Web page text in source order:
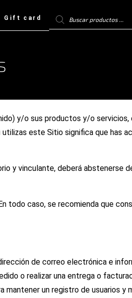
Gift card
Búsqueda
de
productos
y/o sus productos y/o
este Sitio significa que has
y vinculante, deberá abstenerse
todo caso, se recomienda que
de correo electrónica e
o realizar una entrega o
un registro de usuarios y